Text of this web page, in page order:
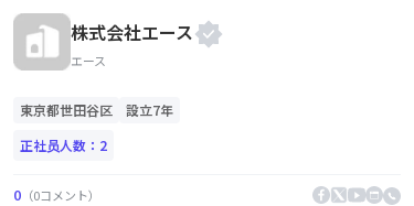
株式会社エース
エース
東京都世田谷区
設立7年
正社员人数： 2
0 （0コメント）